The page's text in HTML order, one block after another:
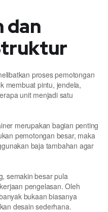
dan
proses pemotongan
membuat pintu, jendela,
unit menjadi satu
merupakan bagian penting
pemotongan besar, maka
baja tambahan agar
semakin besar pula
pengelasan. Oleh
bukaan biasanya
desain sederhana.